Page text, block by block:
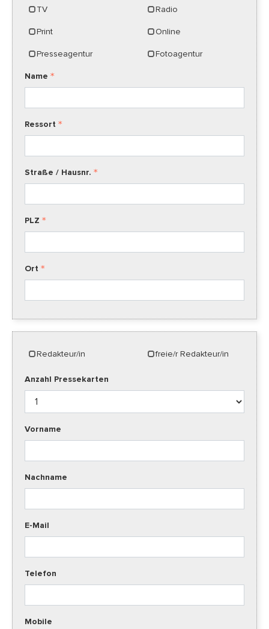
TV Radio
Print Online
Presseagentur Fotoagentur
Name
Ressort
Straße / Hausnr.
PLZ
Ort
Redakteur/in freie/r Redakteur/in
Anzahl Pressekarten
Vorname
Nachname
E-Mail
Telefon
Mobile